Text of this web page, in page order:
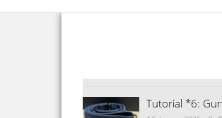
Tutorial *6: